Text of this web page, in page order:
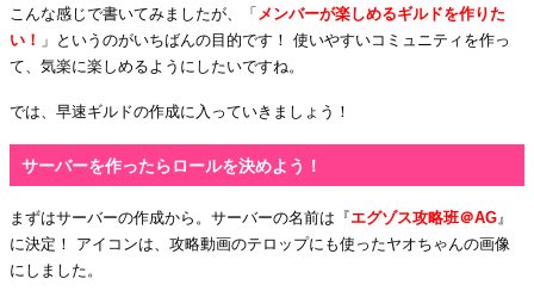
こんな感じで書いてみましたが、「 メンバーが楽しめるギルドを作りた
い！ 」というのがいちばんの目的です！ 使いやすいコミュニティを作っ
て、気楽に楽しめるようにしたいですね。
では、早速ギルドの作成に入っていきましょう！
サーバーを作ったらロールを決めよう！
まずはサーバーの作成から。サーバーの名前は『エグゾス攻略班＠AG 』
に決定！ アイコンは、攻略動画のテロップにも使ったヤオちゃんの画像
にしました。